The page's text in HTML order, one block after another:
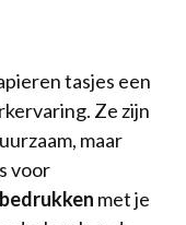
tasjes een
Ze zijn
maar
voor
met je